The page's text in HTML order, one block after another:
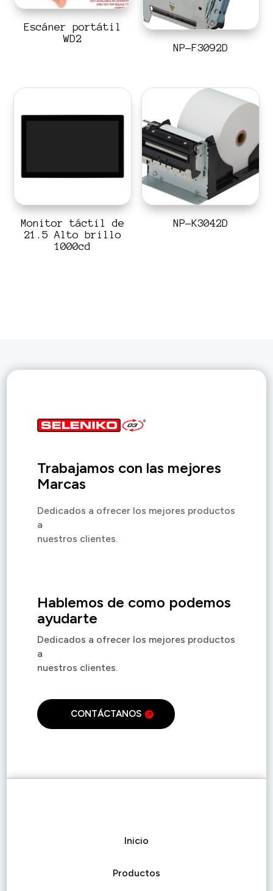
Escáner portátil
WD2
NP-F3092D
Monitor táctil de
21.5 Alto brillo
1000cd
NP-K3042D
Trabajamos con las mejores
Marcas
Dedicados a ofrecer los mejores productos
a
nuestros clientes.
Hablemos de como podemos
ayudarte
Dedicados a ofrecer los mejores productos
a
nuestros clientes.
CONTÁCTANOS
Inicio
Productos